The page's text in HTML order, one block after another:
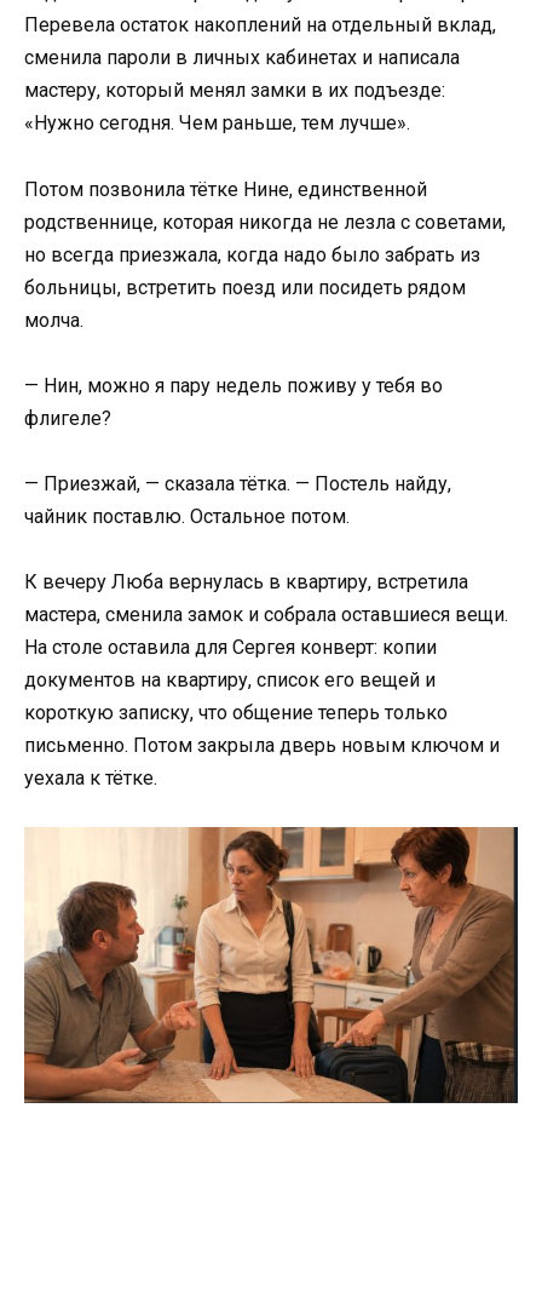
Перевела остаток накоплений на отдельный вклад,
сменила пароли в личных кабинетах и написала
мастеру, который менял замки в их подъезде:
«Нужно сегодня. Чем раньше, тем лучше».
Потом позвонила тётке Нине, единственной
родственнице, которая никогда не лезла с советами,
но всегда приезжала, когда надо было забрать из
больницы, встретить поезд или посидеть рядом
молча.
— Нин, можно я пару недель поживу у тебя во
флигеле?
— Приезжай, — сказала тётка. — Постель найду,
чайник поставлю. Остальное потом.
К вечеру Люба вернулась в квартиру, встретила
мастера, сменила замок и собрала оставшиеся вещи.
На столе оставила для Сергея конверт: копии
документов на квартиру, список его вещей и
короткую записку, что общение теперь только
письменно. Потом закрыла дверь новым ключом и
уехала к тётке.